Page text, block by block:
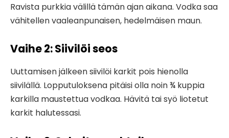
Ravista purkkia välillä tämän ajan aikana. Vodka saa
vähitellen vaaleanpunaisen, hedelmäisen maun.
Vaihe 2: Siivilöi seos
Uuttamisen jälkeen siivilöi karkit pois hienolla
siivilällä. Lopputuloksena pitäisi olla noin ¾ kuppia
karkilla maustettua vodkaa. Hävitä tai syö liotetut
karkit halutessasi.